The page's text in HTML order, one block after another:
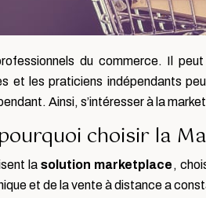
du commerce. Il
et les praticiens indépendants
Ainsi, s’intéresser à la
choisir la
lasolution marketplace ,
et de la vente à distance a